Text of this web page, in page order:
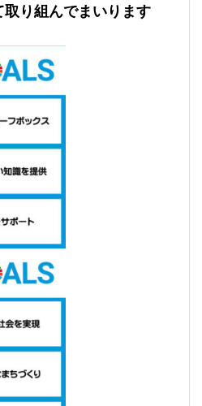
り組んでまいります